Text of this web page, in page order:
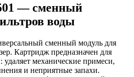
— сменный
воды
сменный модуль для
Картридж предназначен для
механические примеси,
и неприятные запахи.